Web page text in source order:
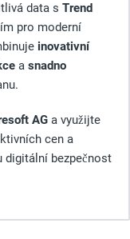
data s Trend
pro moderní
inovativní
a snadno
AG a využijte
cen a
digitální bezpečnost